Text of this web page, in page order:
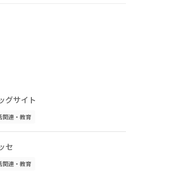
グサイト
関連・教育
セ
関連・教育